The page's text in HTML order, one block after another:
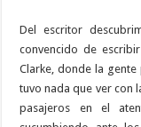
Del escritor
convencido de
Clarke, donde la
tuvo nada que ver con
pasajeros en el